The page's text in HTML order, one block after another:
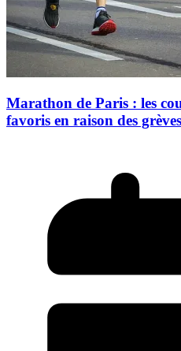
Marathon de Paris : les
favoris en raison des